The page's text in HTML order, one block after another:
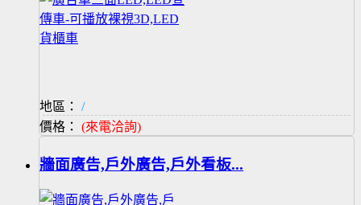
地區：
/
價格： (來電洽詢)
牆面廣告,戶外廣告,戶外看板...